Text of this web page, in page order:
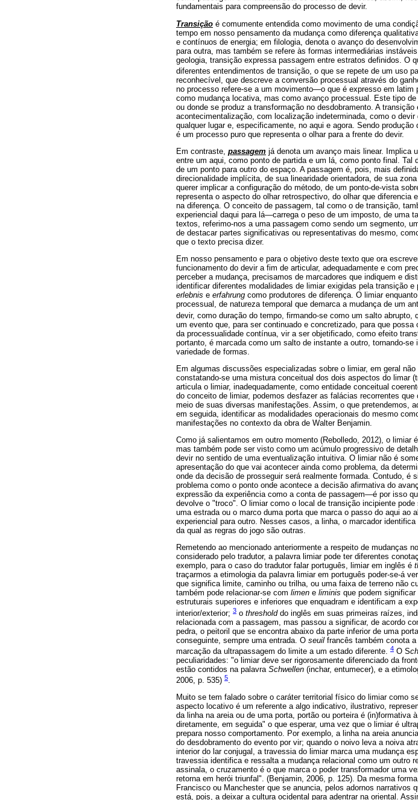
fundamentais para compreensão do processo de devir.
Transição é comumente entendida como movimento de uma
tempo em nosso pensamento da mudança como diferença
e contínuos de energia; em filologia, denota o avanço do
para outra, mas também se refere às formas intermediárias
geologia, transição expressa passagem entre estratos definidos. O
diferentes entendimentos de transição, o que se repete de um uso
reconhecível, que descreve a conversão processual através do
no processo refere-se a um movimento—o que é expresso em latim
como mudança locativa, mas como avanço processual. Este tipo
ou donde se produz a transformação no desdobramento. A
acontecimentalização, com localização indeterminada, como o
qualquer lugar e, especificamente, no aqui e agora. Sendo produção
é um processo puro que representa o olhar para a frente do devir.
Em contraste, passagem já denota um avanço mais linear. Implica
entre um aqui, como ponto de partida e um lá, como ponto final.
de um ponto para outro do espaço. A passagem é, pois, mais
direcionalidade implícita, de sua linearidade orientadora, de sua
querer implicar a configuração do método, de um ponto-de-vista
representa o aspecto do olhar retrospectivo, do olhar que diferencia
na diferença. O conceito de passagem, tal como o de transição,
experiencial daqui para lá—carrega o peso de um imposto, de uma
textos, referimo-nos a uma passagem como sendo um segmento,
de destacar partes significativas ou representativas do mesmo,
que o texto precisa dizer.
Em nosso pensamento e para o objetivo deste texto que ora
funcionamento do devir a fim de articular, adequadamente e com
perceber a mudança, precisamos de marcadores que indiquem e
identificar diferentes modalidades de limiar exigidas pela transição
erlebnis e erfahrung como produtores de diferença. O limiar
processual, de natureza temporal que demarca a mudança de um
devir, como duração do tempo, firmando-se como um salto abrupto,
um evento que, para ser continuado e concretizado, para que
da processualidade contínua, vir a ser objetificado, como efeito
portanto, é marcada como um salto de instante a outro, tornando-
variedade de formas.
Em algumas discussões especializadas sobre o limiar, em geral
constatando-se uma mistura conceitual dos dois aspectos do limar
articula o limiar, inadequadamente, como entidade conceitual
do conceito de limiar, podemos desfazer as falácias recorrentes
meio de suas diversas manifestações. Assim, o que pretendemos,
em seguida, identificar as modalidades operacionais do mesmo
manifestações no contexto da obra de Walter Benjamin.
Como já salientamos em outro momento (Rebolledo, 2012), o
mas também pode ser visto como um acúmulo progressivo de
devir no sentido de uma eventualização intuitiva. O limiar não é
apresentação do que vai acontecer ainda como problema, da
onde da decisão de prosseguir será realmente formada. Contudo,
problema como o ponto onde acontece a decisão afirmativa do
expressão da experiência como a conta de passagem—é por isso
devolve o "troco". O limiar como o local de transição incipiente
uma estrada ou o marco duma porta que marca o passo do aqui ao
experiencial para outro. Nesses casos, a linha, o marcador
da qual as regras do jogo são outras.
Remetendo ao mencionado anteriormente a respeito de mudanças
considerado pelo tradutor, a palavra limiar pode ter diferentes
exemplo, para o caso do tradutor falar português, limiar em inglês é
traçarmos a etimologia da palavra limiar em português poder-se-á
que significa limite, caminho ou trilha, ou uma faixa de terreno não
também pode relacionar-se com limen e liminis que podem
estruturais superiores e inferiores que enquadram e identificam a
interior/exterior; 3 o threshold do inglês em suas primeiras raízes,
relacionada com a passagem, mas passou a significar, de acordo
pedra, o peitoril que se encontra abaixo da parte inferior de uma
conseguinte, sempre uma entrada. O seuil francês também conota
marcação da ultrapassagem do limite a um estado diferente.
4 O S
peculiaridades: "o limiar deve ser rigorosamente diferenciado da
estão contidos na palavra Schwellen (inchar, entumecer), e a
2006, p. 535) 5.
Muito se tem falado sobre o caráter territorial físico do limiar como
aspecto locativo é um referente a algo indicativo, ilustrativo,
da linha na areia ou de uma porta, portão ou porteira é
diretamente, em seguida" o que esperar, uma vez que o limiar é
prepara nosso comportamento. Por exemplo, a linha na areia
do desdobramento do evento por vir; quando o noivo leva a noiva
interior do lar conjugal, a travessia do limiar marca uma mudança
travessia identifica e ressalta a mudança relacional como um outro
assinala, o cruzamento é o que marca o poder transformador uma
retorna em herói triunfal". (Benjamin, 2006, p. 125). Da mesma
Francisco ou Manchester que se anuncia, pelos adornos narrativos
está, pois, a deixar a cultura ocidental para adentrar na oriental.